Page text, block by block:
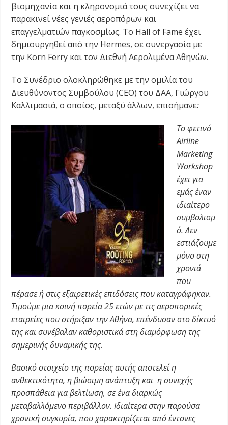
βιομηχανία και η κληρονομιά τους συνεχίζει να
παρακινεί νέες γενιές αεροπόρων και
επαγγελματιών παγκοσμίως. Το Hall of Fame έχει
δημιουργηθεί από την Hermes, σε συνεργασία με
την Korn Ferry και τον Διεθνή Αερολιμένα Αθηνών.
Το Συνέδριο ολοκληρώθηκε με την ομιλία του
Διευθύνοντος Συμβούλου (CEO) του ΔΑΑ, Γιώργου
Καλλιμασιά, ο οποίος, μεταξύ άλλων, επισήμανε:
Το φετινό
Airline
Marketing
Workshop
έχει για
εμάς έναν
ιδιαίτερο
συμβολισμ
ό.Δεν
εστιάζουμε
μόνο στη
χρονιά
που
πέρασε ή στις εξαιρετικές επιδόσεις που καταγράφηκαν.
Τιμούμε μια κοινή πορεία 25 ετών με τις αεροπορικές
εταιρείες που στήριξαν την Αθήνα, επένδυσαν στο δίκτυό
της και συνέβαλαν καθοριστικά στη διαμόρφωση της
σημερινής δυναμικής της.
Βασικό στοιχείο της πορείας αυτής αποτελεί η
ανθεκτικότητα, η βιώσιμη ανάπτυξη και η συνεχής
προσπάθεια για βελτίωση, σε ένα διαρκώς
μεταβαλλόμενο περιβάλλον. Ιδιαίτερα στην παρούσα
χρονική συγκυρία, που χαρακτηρίζεται από έντονες